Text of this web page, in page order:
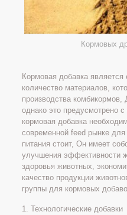
Кормовых
Кормовая добавка
количество материалов,
производства комбикормов,
однако это предусмотрено
кормовая добавка
современной feed рынке
питания стоит, Он имеет
улучшения эффективности
здоровья животных,
качество продукции
группы для кормовых
1. Технологические добавки